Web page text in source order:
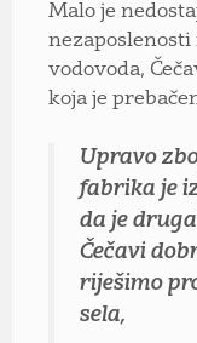
Malo je
nezaposlenosti
vodovoda,
koja je
Upravo
fabrika je
da je
Čečavi
riješimo
sela,